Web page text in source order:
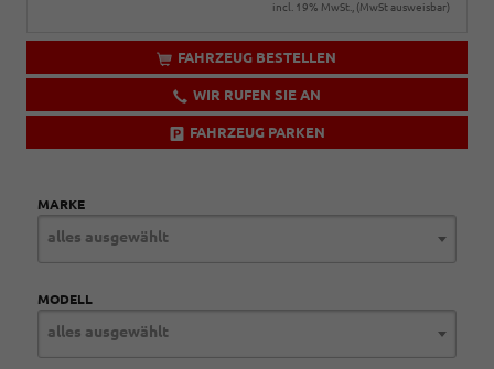
incl. 19% MwSt., (MwSt ausweisbar)
FAHRZEUG BESTELLEN
WIR RUFEN SIE AN
FAHRZEUG PARKEN
MARKE
alles ausgewählt
MODELL
alles ausgewählt